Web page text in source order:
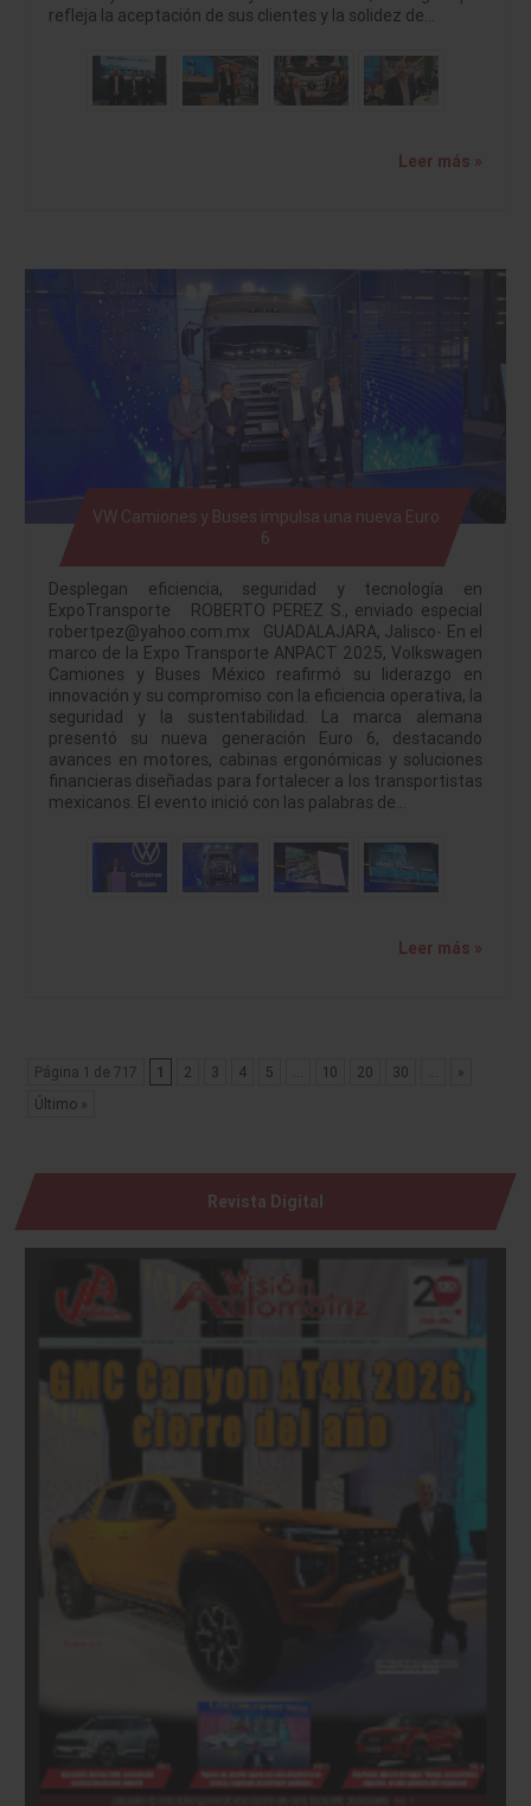
refleja la aceptación de sus clientes y la solidez de…
Leer más »
VW Camiones y Buses impulsa una nueva Euro
6
Desplegan eficiencia, seguridad y tecnología en
ExpoTransporte ROBERTO PEREZ S., enviado especial
robertpez@yahoo.com.mx GUADALAJARA, Jalisco- En el
marco de la Expo Transporte ANPACT 2025, Volkswagen
Camiones y Buses México reafirmó su liderazgo en
innovación y su compromiso con la eficiencia operativa, la
seguridad y la sustentabilidad. La marca alemana
presentó su nueva generación Euro 6, destacando
avances en motores, cabinas ergonómicas y soluciones
financieras diseñadas para fortalecer a los transportistas
mexicanos. El evento inició con las palabras de…
Leer más »
Página 1 de 717 1 2 3 4 5 10 20 30
»
Último »
Revista Digital